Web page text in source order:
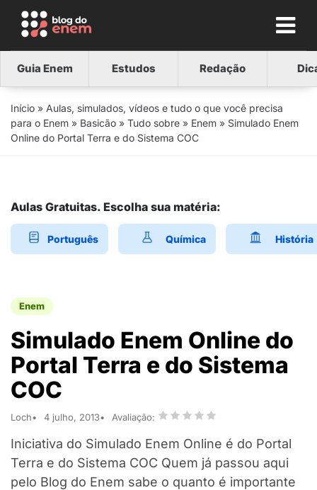
Guia Enem Estudos Redação
Início » Aulas, simulados, vídeos e tudo o que você precisa
para o Enem » Basicão » Tudo sobre » Enem » Simulado Enem
Online do Portal Terra e do Sistema COC
Aulas Gratuitas. Escolha sua matéria:
Português Química História
Enem
Simulado Enem Online do
Portal Terra e do Sistema
COC
Loch 4 julho, 2013 Avaliação:
Iniciativa do Simulado Enem Online é do Portal
Terra e do Sistema COC Quem já passou aqui
pelo Blog do Enem sabe o quanto é importante